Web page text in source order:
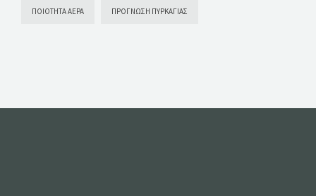
ΠΟΙΌΤΗΤΑ ΑΈΡΑ ΠΡΌΓΝΩΣΗ ΠΥΡΚΑΓΙΆΣ